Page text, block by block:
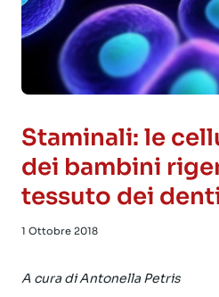
Staminali: le
dei bambini
tessuto dei
1 Ottobre 2018
A cura di Antonella Petris